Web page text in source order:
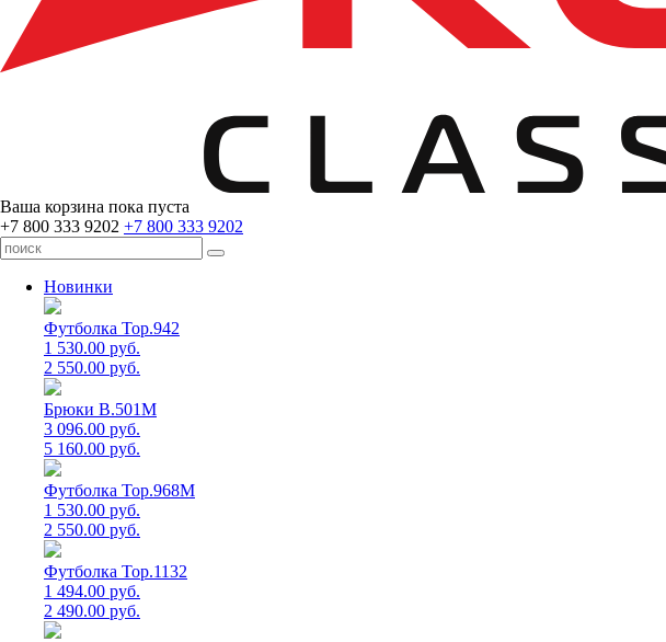
Ваша корзина пока пуста
+7 800 333 9202 +7 800 333 9202
Новинки
Футболка Top.942
1 530.00 руб.
2 550.00 руб.
Брюки B.501M
3 096.00 руб.
5 160.00 руб.
Футболка Top.968M
1 530.00 руб.
2 550.00 руб.
Футболка Top.1132
1 494.00 руб.
2 490.00 руб.